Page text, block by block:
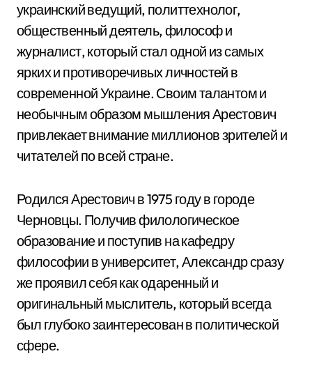
украинский ведущий, политтехнолог,
общественный деятель, философ и
журналист, который стал одной из самых
ярких и противоречивых личностей в
современной Украине. Своим талантом и
необычным образом мышления Арестович
привлекает внимание миллионов зрителей и
читателей по всей стране.
Родился Арестович в 1975 году в городе
Черновцы. Получив филологическое
образование и поступив на кафедру
философии в университет, Александр сразу
же проявил себя как одаренный и
оригинальный мыслитель, который всегда
был глубоко заинтересован в политической
сфере.